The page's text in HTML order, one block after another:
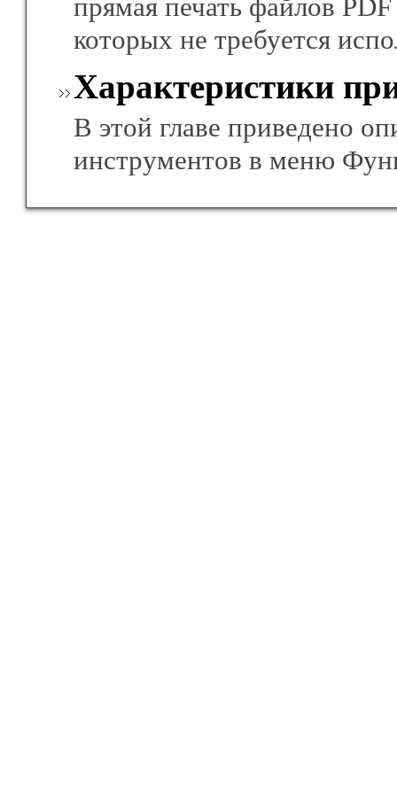
прямая печать файлов
которых не требуется
Характеристики
В этой главе приведено
инструментов в меню